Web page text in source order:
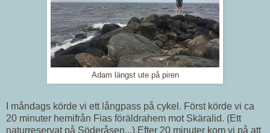
Adam längst ute på piren
I måndags körde vi ett långpass på cykel. Först körde vi ca
20 minuter hemifrån Fias föräldrahem mot Skäralid. (Ett
naturreservat på Söderåsen...) Efter 20 minuter kom vi på att